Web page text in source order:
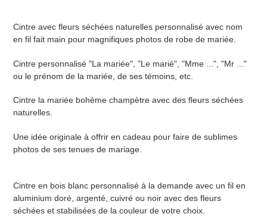
votre
panier
Cintre avec fleurs séchées naturelles personnalisé avec nom
en fil fait main pour magnifiques photos de robe de mariée.
Cintre personnalisé "La mariée", "Le marié", "Mme ...", "Mr ..."
ou le prénom de la mariée, de ses témoins, etc.
Cintre la mariée bohème champètre avec des fleurs séchées
naturelles.
Une idée originale à offrir en cadeau pour faire de sublimes
photos de ses tenues de mariage.
Cintre en bois blanc personnalisé à la demande avec un fil en
aluminium doré, argenté, cuivré ou noir avec des fleurs
séchées et stabilisées de la couleur de votre choix.